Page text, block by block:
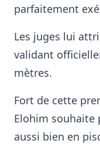
parfaitement
Les juges lui
validant
mètres.
Fort de cette
Elohim souhaite
aussi bien en